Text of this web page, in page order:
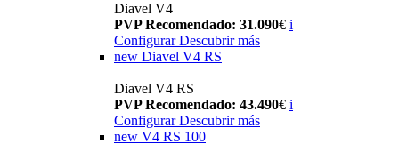
Diavel V4
PVP Recomendado: 31.090€ i
Configurar Descubrir más
new Diavel V4 RS
Diavel V4 RS
PVP Recomendado: 43.490€ i
Configurar Descubrir más
new V4 RS 100